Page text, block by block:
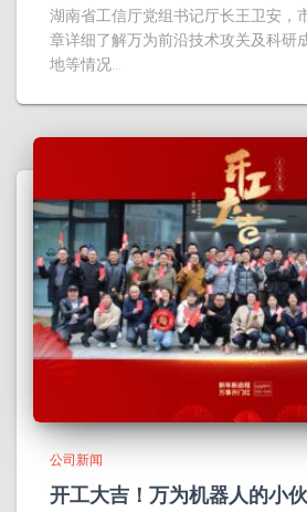
湖南省工信厅党组书记厅长王卫安，
章详细了解万为前沿技术攻关及科研
地等情况...
公司新闻
开工大吉！万为机器人的小